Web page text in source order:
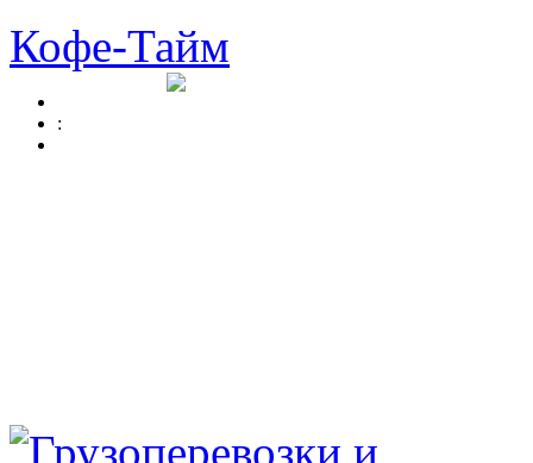
Кофе-Тайм
: